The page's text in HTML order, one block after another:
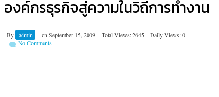
องค์กรธุรกิจสู่ความในวิถีการทำงาน
By admin on September 15, 2009 Total Views: 2645
Daily Views: 0
No Comments